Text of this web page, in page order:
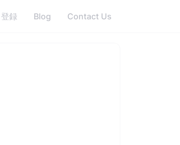
登録 Blog Contact Us